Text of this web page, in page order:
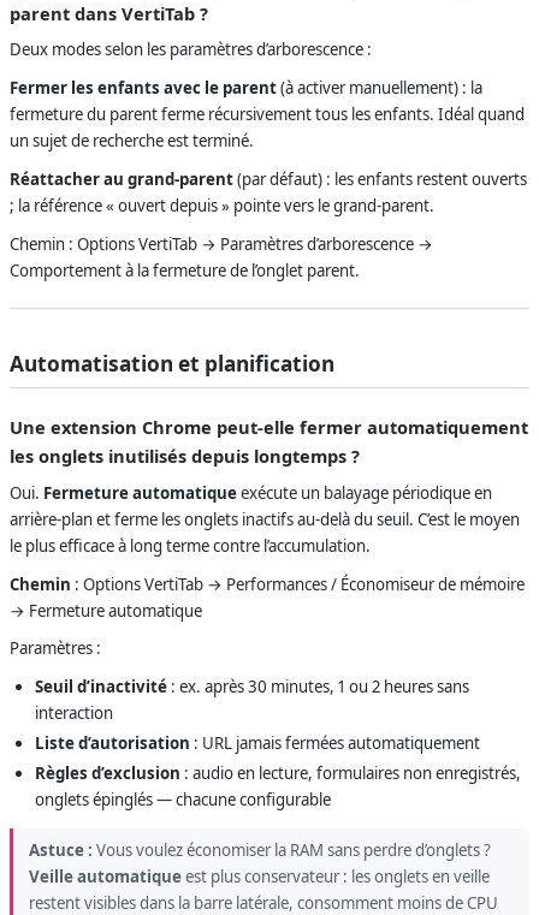
parent dans VertiTab ?
Deux modes selon les paramètres d’arborescence :
Fermer les enfants avec le parent(à activer manuellement) : la
fermeture du parent ferme récursivement tous les enfants. Idéal quand
un sujet de recherche est terminé.
Réattacher au grand-parent(par défaut) : les enfants restent ouverts
; la référence « ouvert depuis » pointe vers le grand-parent.
Chemin : Options VertiTab → Paramètres d’arborescence →
Comportement à la fermeture de l’onglet parent.
Automatisation et planification
Une extension Chrome peut-elle fermer automatiquement
les onglets inutilisés depuis longtemps ?
Oui. Fermeture automatiqueexécute un balayage périodique en
arrière-plan et ferme les onglets inactifs au-delà du seuil. C’est le moyen
le plus efficace à long terme contre l’accumulation.
Chemin : Options VertiTab → Performances / Économiseur de mémoire
→ Fermeture automatique
Paramètres :
Seuil d’inactivité : ex. après 30 minutes, 1 ou 2 heures sans
interaction
Liste d’autorisation : URL jamais fermées automatiquement
Règles d’exclusion : audio en lecture, formulaires non enregistrés,
onglets épinglés — chacune configurable
Astuce : Vous voulez économiser la RAM sans perdre d’onglets ?
Veille automatiqueest plus conservateur : les onglets en veille
restent visibles dans la barre latérale, consomment moins de CPU